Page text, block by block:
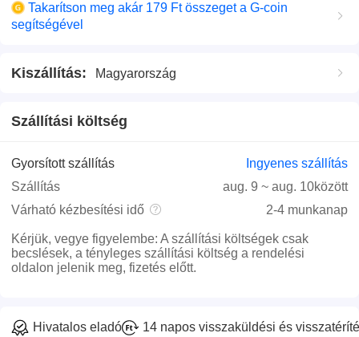
Takarítson meg akár 179 Ft összeget a G-coin
segítségével
Kiszállítás: Magyarország
Szállítási költség
Gyorsított szállítás
Ingyenes szállítás
Szállítás
aug. 9 ~ aug. 10között
Várható kézbesítési idő
2-4 munkanap
Kérjük, vegye figyelembe:A szállítási költségek csak
becslések, a tényleges szállítási költség a rendelési
oldalon jelenik meg, fizetés előtt.
Hivatalos eladó 14 napos visszaküldési és